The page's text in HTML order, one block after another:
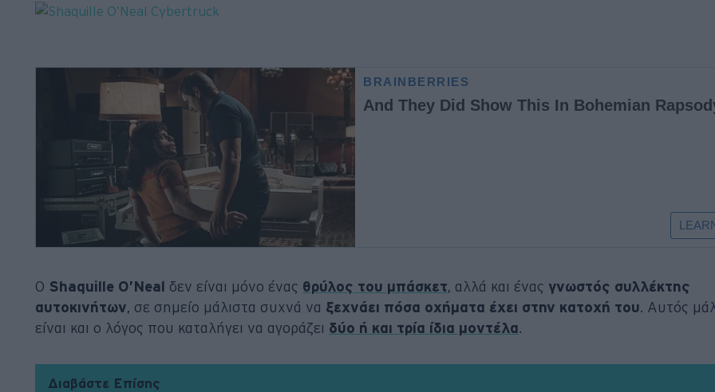
Ο Shaquille O’Neal δεν είναι μόνο ένας θρύλος του μπάσκετ, αλλά και ένας γνωστός συλλέκτης
αυτοκινήτων, σε σημείο μάλιστα συχνά να ξεχνάει πόσα οχήματα έχει στην κατοχή του. Αυτός
είναι και ο λόγος που καταλήγει να αγοράζει δύο ή και τρία ίδια μοντέλα.
Διαβάστε Επίσης
Gaming